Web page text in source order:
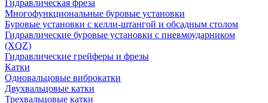
Гидравлическая фреза
Многофункциональные буровые установки
Буровые установки с келли-штангой и обсадным столом
Гидравлические буровые установки с пневмоударником
(XQZ)
Гидравлические грейферы и фрезы
Катки
Одновальцовые виброкатки
Двухвальцовые катки
Трехвальцовые катки